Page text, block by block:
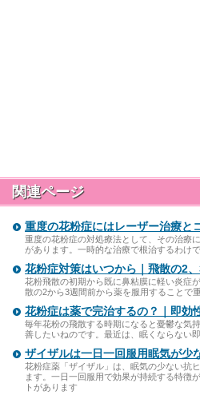
関連ページ
重度の花粉症にはレーザー治療と
重度の花粉症の対処療法として、その治療
があります。一時的な治療で根治するわけ
花粉症対策はいつから｜飛散の2
花粉飛散の初期から既に鼻粘膜に軽い炎症
散の2から3週間前から薬を服用することで
花粉症は薬で完治するの？｜即効
毎年花粉の飛散する時期になると憂鬱な気
善したいねのです。最近は、眠くならない
ザイザルは一日一回服用眠気が少
花粉症薬「ザイザル」は、眠気の少ない抗
ます。一日一回服用で効果が持続する特徴
トがあります